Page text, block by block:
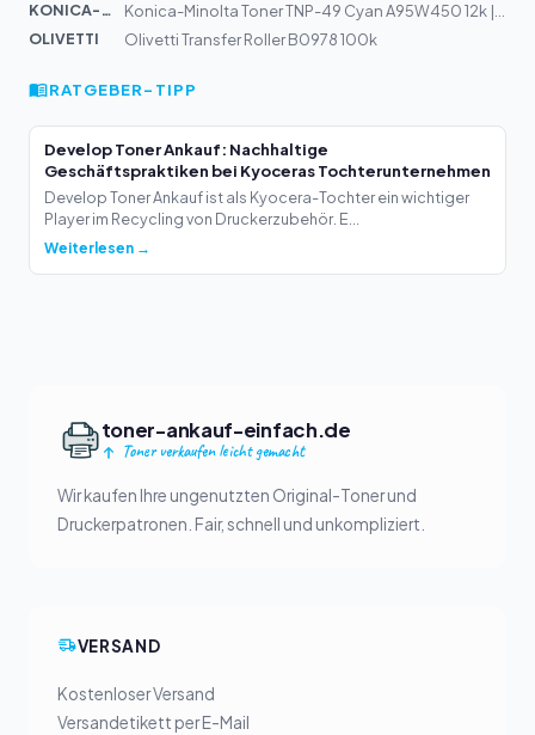
KONICA-MIN...
Konica-Minolta Toner TNP-49 Cyan A95W450 12k | C3351, C...
OLIVETTI
Olivetti Transfer Roller B0978 100k
RATGEBER-TIPP
Develop Toner Ankauf: Nachhaltige
Geschäftspraktiken bei Kyoceras Tochterunternehmen
Develop Toner Ankauf ist als Kyocera-Tochter ein wichtiger
Player im Recycling von Druckerzubehör. E...
Weiterlesen →
toner-ankauf-einfach.de
Toner verkaufen leicht gemacht
Wir kaufen Ihre ungenutzten Original-Toner und
Druckerpatronen. Fair, schnell und unkompliziert.
VERSAND
Kostenloser Versand
Versandetikett per E-Mail